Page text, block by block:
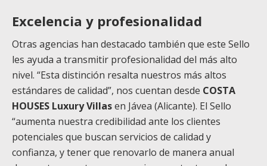
Excelencia y profesionalidad
Otras agencias han destacado también que este Sello
les ayuda a transmitir profesionalidad del más alto
nivel. “Esta distinción resalta nuestros más altos
estándares de calidad”, nos cuentan desde COSTA
HOUSES Luxury Villasen Jávea (Alicante). El Sello
“aumenta nuestra credibilidad ante los clientes
potenciales que buscan servicios de calidad y
confianza, y tener que renovarlo de manera anual